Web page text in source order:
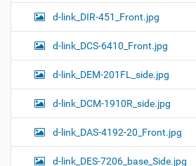
d-link_DIR-451_Front.jpg
d-link_DCS-6410_Front.jpg
d-link_DEM-201FL_side.jpg
d-link_DCM-1910R_side.jpg
d-link_DAS-4192-20_Front.jpg
d-link_DES-7206_base_Side.jpg